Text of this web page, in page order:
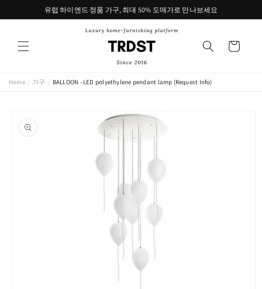
로 건너유럽 하이엔드 정품 가구, 최대 50% 도매가로 만나보세요
트
Home / 가구 / BALLOON - LED polyethylene pendant lamp (Request Info)
보로 건
너뛰기